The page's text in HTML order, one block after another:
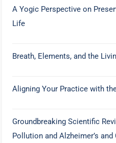
A Yogic Perspective on
Life
Breath, Elements, and the
Aligning Your Practice with
Groundbreaking Scientific
Pollution and Alzheimer’s